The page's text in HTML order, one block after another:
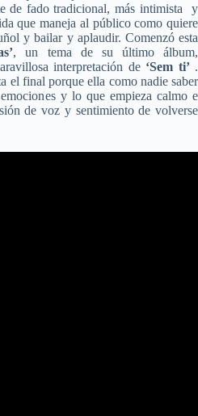
de fado tradicional, más intimista y
que maneja al público como quiere
y bailar y aplaudir. Comenzó esta
, un tema de su último álbum,
interpretación de ‘Sem ti’.
el final porque ella como nadie saber
y lo que empieza calmo e
de voz y sentimiento de volverse